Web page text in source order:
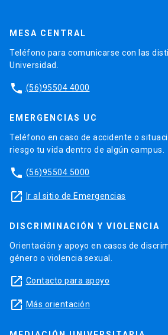
MESA CENTRAL
Teléfono para comunicarse con las
Universidad.
phone (56)95504 4000
EMERGENCIAS UC
Teléfono en caso de accidente o
riesgo tu vida dentro de algún campus.
phone (56)95504 5000
launch Ir al sitio de Emergencias
DISCRIMINACIÓN Y VIOLENCIA
Orientación y apoyo en casos de
género o violencia sexual.
launch Contacto para apoyo
launch Más orientación